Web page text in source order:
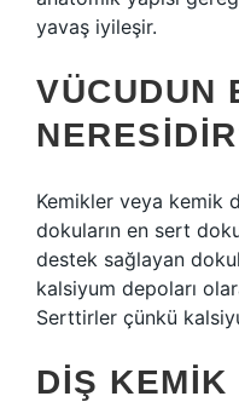
yavaş iyileşir.
VÜCUDUN
Kemikler veya kemik
dokuların en sert
destek sağlayan
kalsiyum depoları
Serttirler çünkü
DIŞ KEMIK